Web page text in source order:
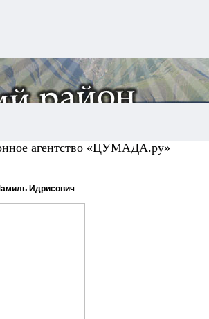
агентство «ЦУМАДА.ру»
Идрисович